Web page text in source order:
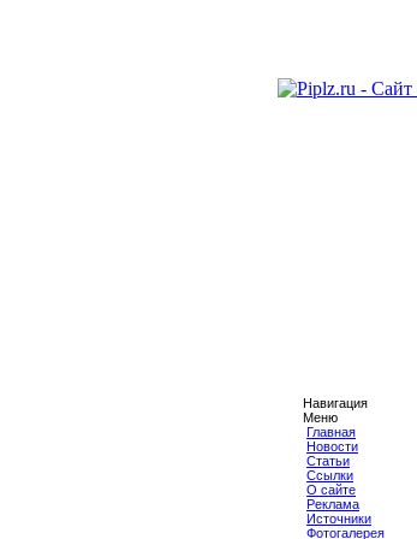
Навигация
Меню
Главная
Новости
Статьи
Ссылки
О сайте
Реклама
Источники
Фотогалерея